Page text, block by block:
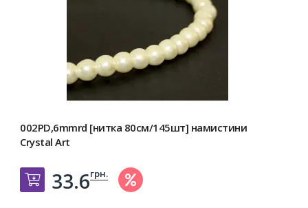
002PD,6mmrd [нитка 80см/145шт] намистини
Crystal Art
Добавить в корзину
33.6грн.